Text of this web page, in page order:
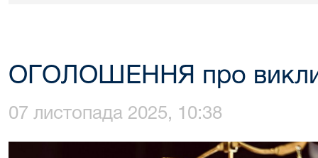
ОГОЛОШЕННЯ про
07 листопада 2025, 10:38